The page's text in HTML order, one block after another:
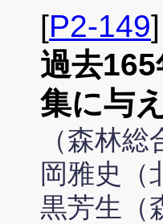
[P2-149]
過去
集に与
（森林
岡雅史（
黒芳生（